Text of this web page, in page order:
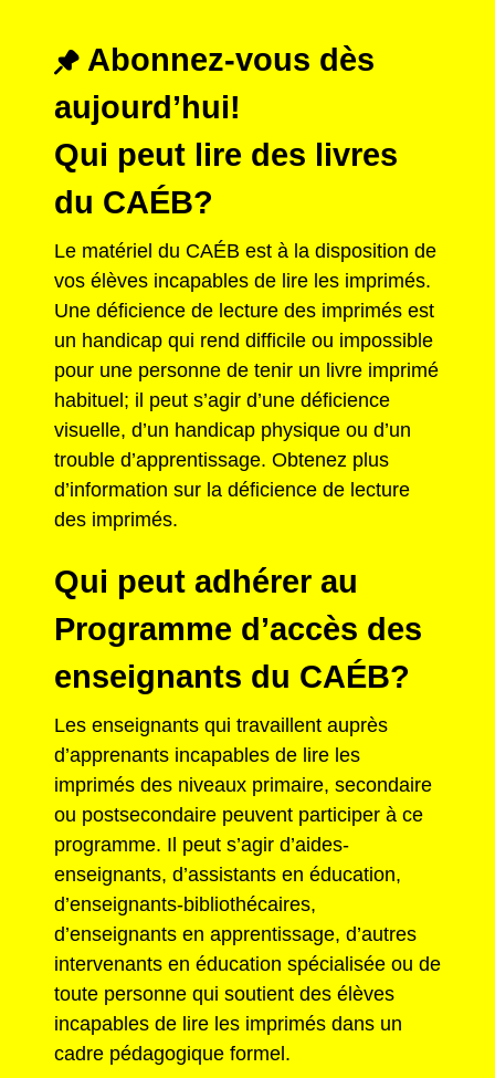
Abonnez-vous dès
aujourd’hui!
Qui peut lire des livres
du CAÉB?
Le matériel du CAÉB est à la disposition de
vos élèves incapables de lire les imprimés.
Une déficience de lecture des imprimés est
un handicap qui rend difficile ou impossible
pour une personne de tenir un livre imprimé
habituel; il peut s’agir d’une déficience
visuelle, d’un handicap physique ou d’un
trouble d’apprentissage. Obtenez plus
d’information sur la déficience de lecture
des imprimés.
Qui peut adhérer au
Programme d’accès des
enseignants du CAÉB?
Les enseignants qui travaillent auprès
d’apprenants incapables de lire les
imprimés des niveaux primaire, secondaire
ou postsecondaire peuvent participer à ce
programme. Il peut s’agir d’aides-
enseignants, d’assistants en éducation,
d’enseignants-bibliothécaires,
d’enseignants en apprentissage, d’autres
intervenants en éducation spécialisée ou de
toute personne qui soutient des élèves
incapables de lire les imprimés dans un
cadre pédagogique formel.